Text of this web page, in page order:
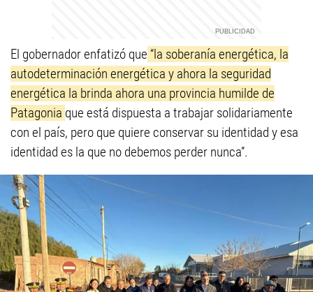
El gobernador enfatizó que “la soberanía energética, la
autodeterminación energética y ahora la seguridad
energética la brinda ahora una provincia humilde de
Patagonia que está dispuesta a trabajar solidariamente
con el país, pero que quiere conservar su identidad y esa
identidad es la que no debemos perder nunca”.